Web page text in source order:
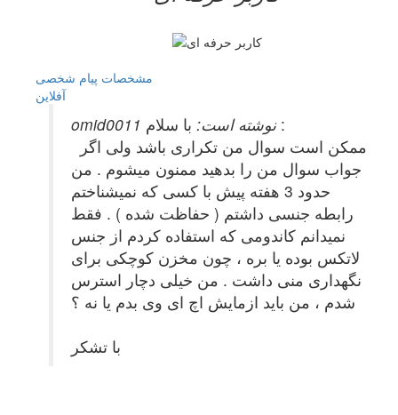
مشخصات پیام شخصی
آفلاين
omid0011 نوشته است:با سلام :
جواب سوال من را بدهید ممنون میشوم . من
حدود 3 هفته پیش با کسی که نمیشناختم
رابطه جنسی داشتم ( حفاظت شده ) . فقط
نمیدانم کاندومی که استفاده کردم از جنس
لاتکس بوده یا بره ، چون مخزن کوچکی برای
نگهداری منی داشت . من خیلی دچار استرس
شدم ، من باید ازمایش اچ ای وی بدم یا نه ؟
با تشکر